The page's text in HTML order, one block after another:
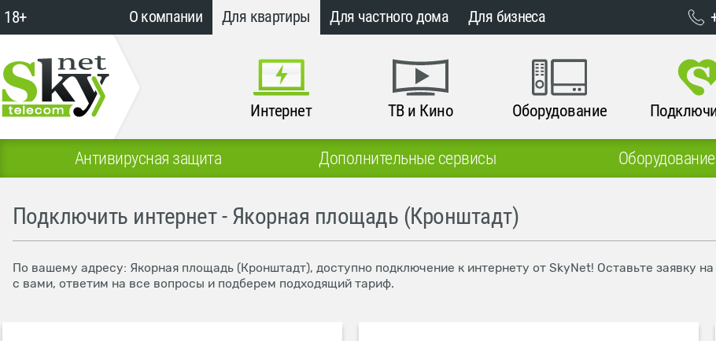
18+ О компании Для квартиры Для частного дома Для бизнеса
Интернет ТВ и Кино Оборудование
Антивирусная защита Дополнительные сервисы Оборудование
Подключить интернет - Якорная площадь (Кронштадт)
По вашему адресу: Якорная площадь (Кронштадт), доступно подключение к интернету от SkyNet! Оставьте заявку
с вами, ответим на все вопросы и подберем подходящий тариф.